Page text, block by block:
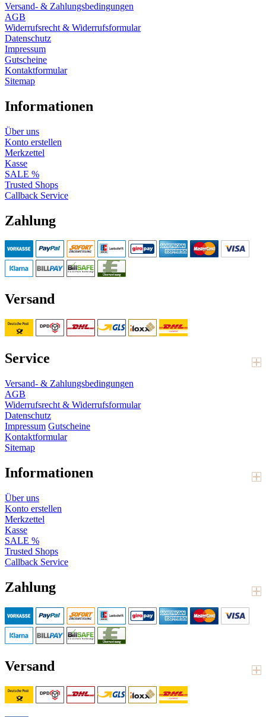
Versand- & Zahlungsbedingungen
AGB
Widerrufsrecht & Widerrufsformular
Datenschutz
Impressum
Gutscheine
Kontaktformular
Sitemap
Informationen
Über uns
Konto erstellen
Merkzettel
Kasse
SALE %
Trusted Shops
Callback Service
Zahlung
Versand
Service
Versand- & Zahlungsbedingungen
AGB
Widerrufsrecht & Widerrufsformular
Datenschutz
Impressum Gutscheine
Kontaktformular
Sitemap
Informationen
Über uns
Konto erstellen
Merkzettel
Kasse
SALE %
Trusted Shops
Callback Service
Zahlung
Versand